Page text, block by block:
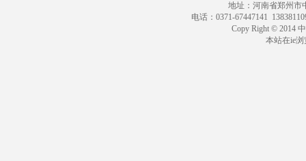
地址：河南省郑州市
电话：0371-67447141
Copy Right © 2014
本站在ie浏